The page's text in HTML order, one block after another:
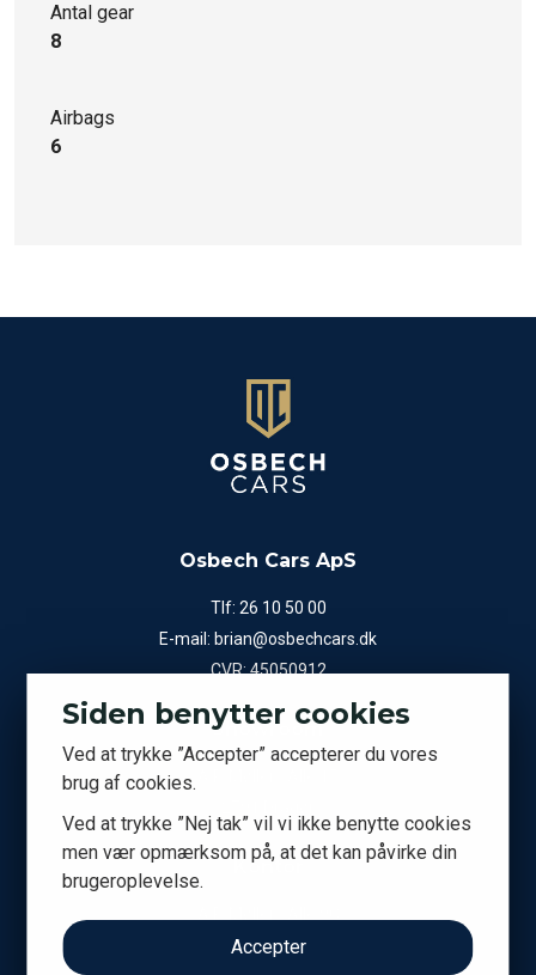
Antal gear
8
Airbags
6
Osbech Cars ApS
Tlf: 26 10 50 00
E-mail: brian@osbechcars.dk
CVR: 45050912
Showroom
Kontor
2791 Dragør
Siden benytter cookies
Ved at trykke ”Accepter” accepterer du vores
brug af cookies.
Ved at trykke ”Nej tak” vil vi ikke benytte cookies
men vær opmærksom på, at det kan påvirke din
brugeroplevelse.
Accepter